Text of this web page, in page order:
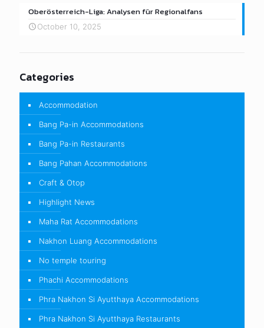
Oberösterreich-Liga: Analysen für Regionalfans
October 10, 2025
Categories
Accommodation
Bang Pa-in Accommodations
Bang Pa-in Restaurants
Bang Pahan Accommodations
Craft & Otop
Highlight News
Maha Rat Accommodations
Nakhon Luang Accommodations
No temple touring
Phachi Accommodations
Phra Nakhon Si Ayutthaya Accommodations
Phra Nakhon Si Ayutthaya Restaurants